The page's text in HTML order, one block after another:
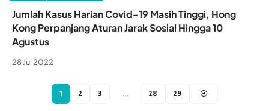
Jumlah Kasus Harian Covid-19 Masih Tinggi, Hong
Kong Perpanjang Aturan Jarak Sosial Hingga 10
Agustus
28 Jul 2022
1 2 3 … 28 29